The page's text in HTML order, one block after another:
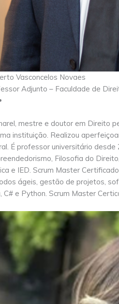
Vasconcelos Novaes
Adjunto – Faculdade de
mestre e doutor em Direito
instituição. Realizou
É professor universitário desde
Filosofia do
e IED. Scrum Master
ágeis, gestão de projetos,
C# e Python. Scrum Master